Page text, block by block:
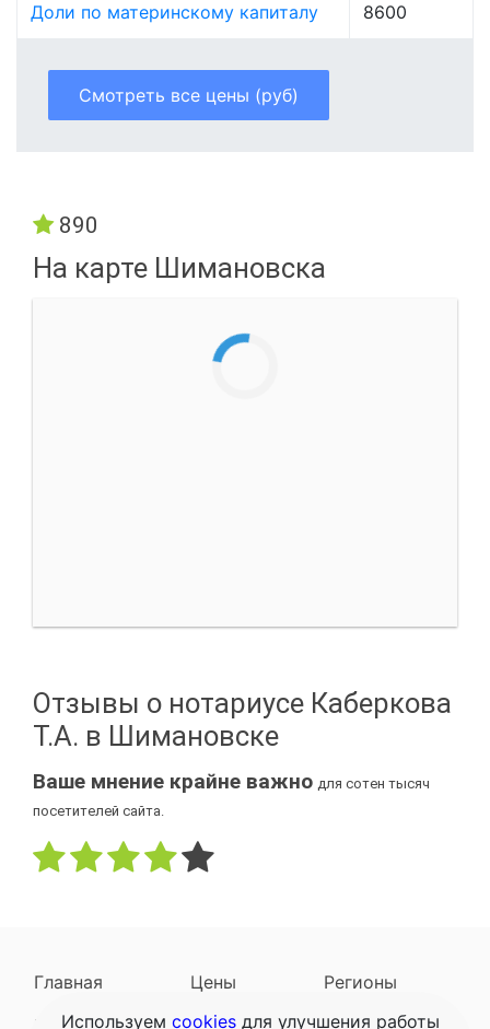
Доли по материнскому капиталу 8600
Смотреть все цены (руб)
890
На карте Шимановска
Отзывы о нотариусе Каберкова
Т.А. в Шимановске
Ваше мнение крайне важно для сотен тысяч
посетителей сайта.
Главная Цены
Регионы
Используем cookies для улучшения работы